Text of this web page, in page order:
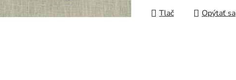
Tlač Opýtať sa